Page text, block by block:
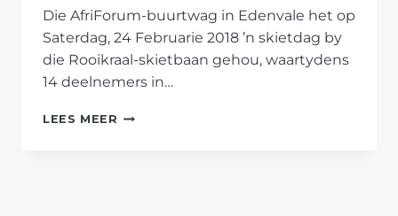
Die AfriForum-buurtwag in Edenvale het op
Saterdag, 24 Februarie 2018 ’n skietdag by
die Rooikraal-skietbaan gehou, waartydens
14 deelnemers in…
LEES MEER AFRIFORUM